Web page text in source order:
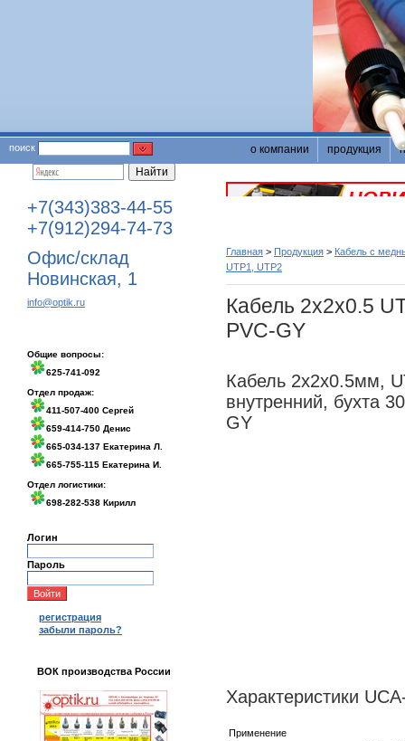
поиск о компании продукция
+7(343)383-44-55
+7(912)294-74-73
Офис/склад
Новинская, 1
info@optik.ru
Общие вопросы:
625-741-092
Отдел продаж:
411-507-400 Сергей
659-414-750 Денис
665-034-137 Екатерина Л.
665-755-115 Екатерина И.
Отдел логистики:
698-282-538 Кирилл
Логин
Пароль
регистрация
забыли пароль?
ВОК производства России
Главная > Продукция > Кабель с
UTP1, UTP2
Кабель 2х2х0.5
PVC-GY
Кабель 2х2х0.5мм,
внутренний, бухта
GY
Характеристики
Применение